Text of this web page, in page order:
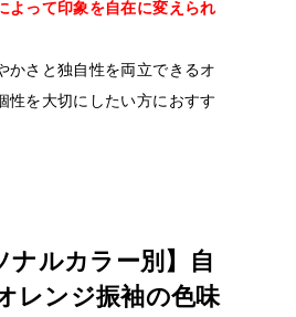
よって印象を自在に変えられ
かさと独自性を両立できるオ
性を大切にしたい方におすす
ルカラー別】自
レンジ振袖の色味